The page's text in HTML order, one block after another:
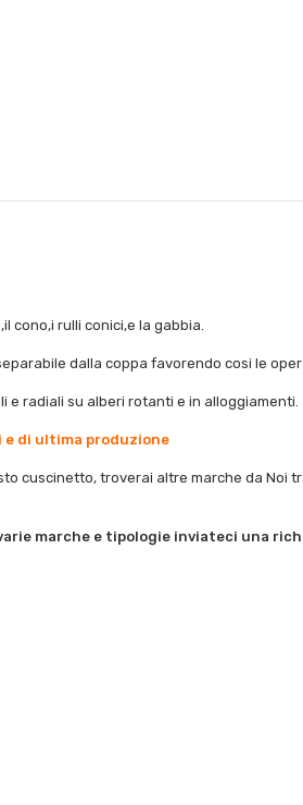
cono,i rulli conici,e la gabbia.
dalla coppa favorendo cosi le
radiali su alberi rotanti e in alloggiamenti.
e di ultima produzione
cuscinetto, troverai altre marche da Noi
marche e tipologie inviateci una